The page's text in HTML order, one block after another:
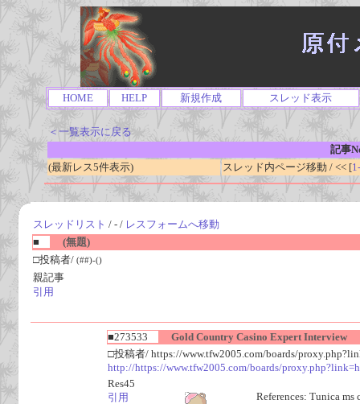
HOME HELP 新規作成 スレッド表示
＜一覧表示に戻る
記事
(最新レス5件表示)
スレッド内ページ移動 / << [
スレッドリスト / - / レスフォームへ移動
■
(無題)
□投稿者/ (##)-()
親記事
引用
■273533
Gold Country Casino Expert Interview
□投稿者/ https://www.tfw2005.com/boards/
http://https://www.tfw2005.com/boards/
Res45
引用
References: Tunica ms